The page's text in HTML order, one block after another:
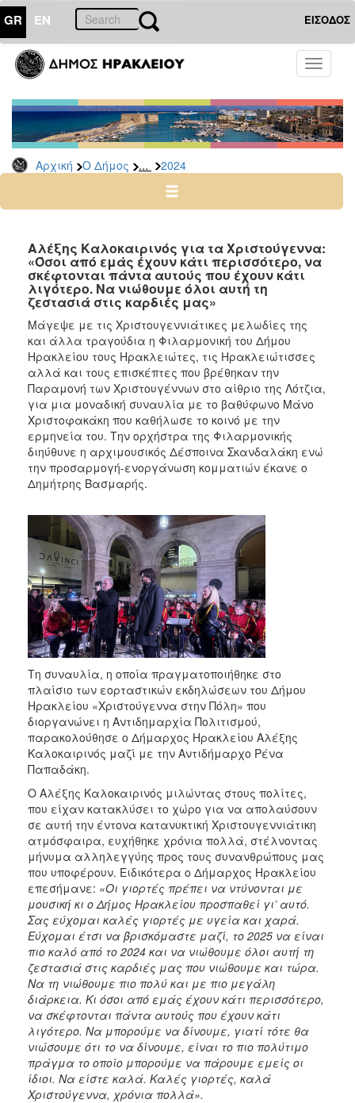
GR EN ΕΙΣΟΔΟΣ
Toggle
Αρχική Ο Δήμος ... 2024
ΔΗΜΟΣ
Δελτία
Τύπου
Αρχείο
2026
2024
2022
2021
2020
2019
2018
2017
2016
2015
2013
2012
2010
2006
ΤΟΠΟΣ
ΠΟΛΙΤΙΣΜΟΣ
ΑΝΘΕΚΤΙΚΗ
ΠΟΛΗ
Αλέξης Καλοκαιρινός για τα Χριστούγεννα:
«Όσοι από εμάς έχουν κάτι περισσότερο, να
σκέφτονται πάντα αυτούς που έχουν κάτι
λιγότερο. Να νιώθουμε όλοι αυτή τη
ζεστασιά στις καρδιές μας»
Μάγεψε με τις Χριστουγεννιάτικες μελωδίες της
και άλλα τραγούδια η Φιλαρμονική του Δήμου
Ηρακλείου τους Ηρακλειώτες, τις Ηρακλειώτισσες
αλλά και τους επισκέπτες που βρέθηκαν την
Παραμονή των Χριστουγέννων στο αίθριο της Λότζια,
για μια μοναδική συναυλία με το βαθύφωνο Μάνο
Χριστοφακάκη που καθήλωσε το κοινό με την
ερμηνεία του. Την ορχήστρα της Φιλαρμονικής
διηύθυνε η αρχιμουσικός Δέσποινα Σκανδαλάκη ενώ
την προσαρμογή-ενοργάνωση κομματιών έκανε ο
Δημήτρης Βασμαρής.
Τη συναυλία, η οποία πραγματοποιήθηκε στο
πλαίσιο των εορταστικών εκδηλώσεων του Δήμου
Ηρακλείου «Χριστούγεννα στην Πόλη» που
διοργανώνει η Αντιδημαρχία Πολιτισμού,
παρακολούθησε ο Δήμαρχος Ηρακλείου Αλέξης
Καλοκαιρινός μαζί με την Αντιδήμαρχο Ρένα
Παπαδάκη.
Ο Αλέξης Καλοκαιρινός μιλώντας στους πολίτες,
που είχαν κατακλύσει το χώρο για να απολαύσουν
σε αυτή την έντονα κατανυκτική Χριστουγεννιάτικη
ατμόσφαιρα, ευχήθηκε χρόνια πολλά, στέλνοντας
μήνυμα αλληλεγγύης προς τους συνανθρώπους μας
που υποφέρουν. Ειδικότερα ο Δήμαρχος Ηρακλείου
επεσήμανε: «Οι γιορτές πρέπει να ντύνονται με
μουσική κι ο Δήμος Ηρακλείου προσπαθεί γι’ αυτό.
Σας εύχομαι καλές γιορτές με υγεία και χαρά.
Εύχομαι έτσι να βρισκόμαστε μαζί, το 2025 να είναι
πιο καλό από το 2024 και να νιώθουμε όλοι αυτή τη
ζεστασιά στις καρδιές μας που νιώθουμε και τώρα.
Να τη νιώθουμε πιο πολύ και με πιο μεγάλη
διάρκεια. Κι όσοι από εμάς έχουν κάτι περισσότερο,
να σκέφτονται πάντα αυτούς που έχουν κάτι
λιγότερο. Να μπορούμε να δίνουμε, γιατί τότε θα
νιώσουμε ότι το να δίνουμε, είναι το πιο πολύτιμο
πράγμα το οποίο μπορούμε να πάρουμε εμείς οι
ίδιοι. Να είστε καλά. Καλές γιορτές, καλά
Χριστούγεννα, χρόνια πολλά».